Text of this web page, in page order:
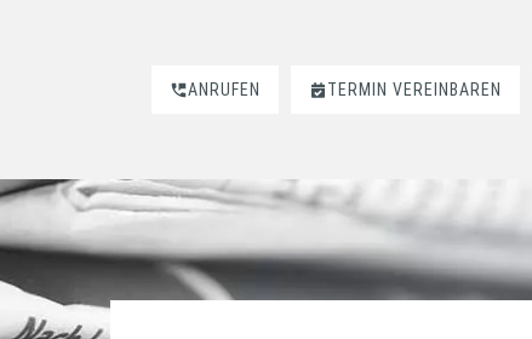
ANRUFEN TERMIN VEREINBAREN